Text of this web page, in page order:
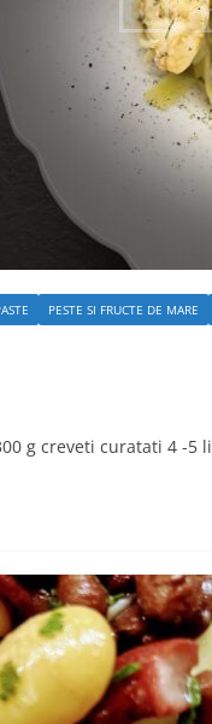
PESTE SI FRUCTE DE MARE
g creveti curatati 4 -